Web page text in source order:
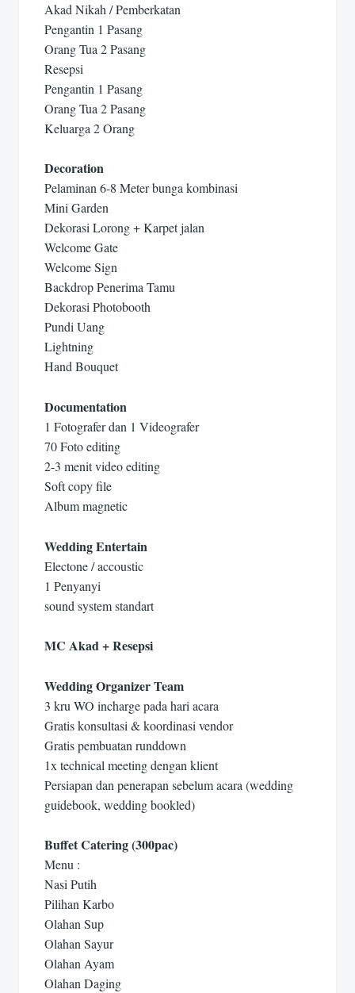
Akad Nikah / Pemberkatan
Pengantin 1 Pasang
Orang Tua 2 Pasang
Resepsi
Pengantin 1 Pasang
Orang Tua 2 Pasang
Keluarga 2 Orang
Decoration
Pelaminan 6-8 Meter bunga kombinasi
Mini Garden
Dekorasi Lorong + Karpet jalan
Welcome Gate
Welcome Sign
Backdrop Penerima Tamu
Dekorasi Photobooth
Pundi Uang
Lightning
Hand Bouquet
Documentation
1 Fotografer dan 1 Videografer
70 Foto editing
2-3 menit video editing
Soft copy file
Album magnetic
Wedding Entertain
Electone / accoustic
1 Penyanyi
sound system standart
MC Akad + Resepsi
Wedding Organizer Team
3 kru WO incharge pada hari acara
Gratis konsultasi & koordinasi vendor
Gratis pembuatan runddown
1x technical meeting dengan klient
Persiapan dan penerapan sebelum acara (wedding
guidebook, wedding bookled)
Buffet Catering (300pac)
Menu :
Nasi Putih
Pilihan Karbo
Olahan Sup
Olahan Sayur
Olahan Ayam
Olahan Daging